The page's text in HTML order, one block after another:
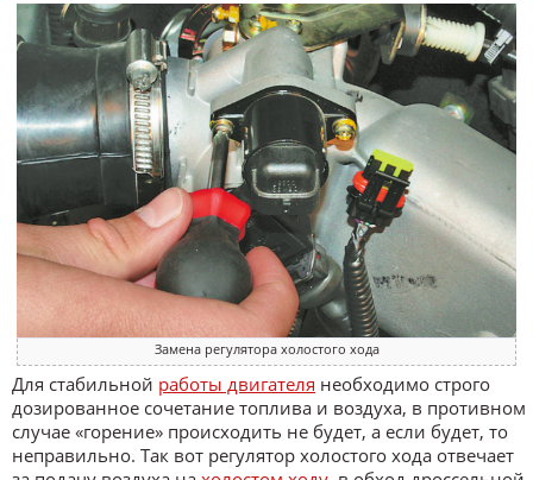
Замена регулятора холостого хода
Для стабильной работы двигателя необходимо строго
дозированное сочетание топлива и воздуха, в противном
случае «горение» происходить не будет, а если будет, то
неправильно. Так вот регулятор холостого хода отвечает